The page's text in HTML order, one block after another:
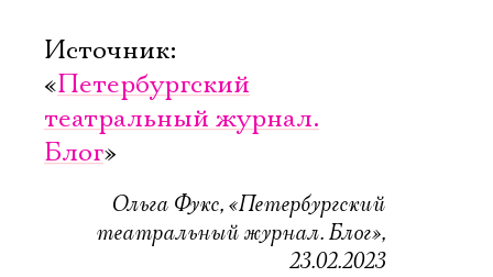
Источник:
«Петербургский
театральный журнал.
Блог»
Ольга Фукс, «Петербургский
театральный журнал. Блог»,
23.02.2023